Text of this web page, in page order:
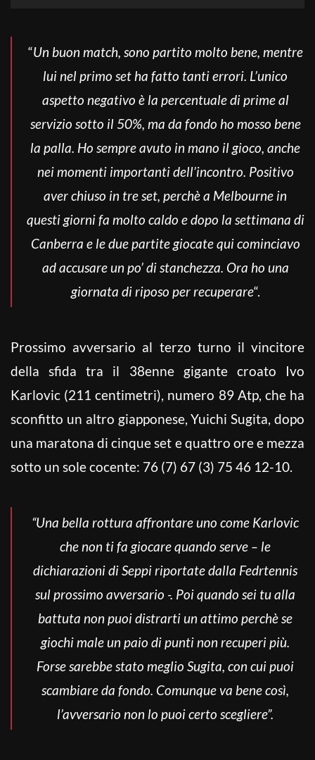
“Un buon match, sono partito molto bene, mentre
lui nel primo set ha fatto tanti errori. L’unico
aspetto negativo è la percentuale di prime al
servizio sotto il 50%, ma da fondo ho mosso bene
la palla. Ho sempre avuto in mano il gioco, anche
nei momenti importanti dell’incontro. Positivo
aver chiuso in tre set, perchè a Melbourne in
questi giorni fa molto caldo e dopo la settimana di
Canberra e le due partite giocate qui cominciavo
ad accusare un po’ di stanchezza. Ora ho una
giornata di riposo per recuperare“.
Prossimo avversario al terzo turno il vincitore
della sfida tra il 38enne gigante croato Ivo
Karlovic (211 centimetri), numero 89 Atp, che ha
sconfitto un altro giapponese, Yuichi Sugita, dopo
una maratona di cinque set e quattro ore e mezza
sotto un sole cocente: 76 (7) 67 (3) 75 46 12-10.
“Una bella rottura affrontare uno come Karlovic
che non ti fa giocare quando serve – le
dichiarazioni di Seppi riportate dalla Fedrtennis
sul prossimo avversario -. Poi quando sei tu alla
battuta non puoi distrarti un attimo perchè se
giochi male un paio di punti non recuperi più.
Forse sarebbe stato meglio Sugita, con cui puoi
scambiare da fondo. Comunque va bene così,
l’avversario non lo puoi certo scegliere”.